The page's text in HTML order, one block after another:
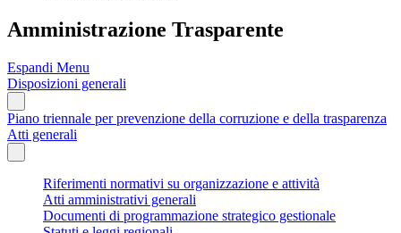
Amministrazione Trasparente
Espandi Menu
Disposizioni generali
Piano triennale per prevenzione della corruzione e della trasparenza
Atti generali
Riferimenti normativi su organizzazione e attività
Atti amministrativi generali
Documenti di programmazione strategico gestionale